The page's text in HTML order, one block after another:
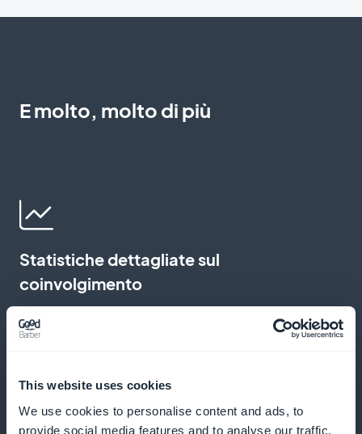
This website uses cookies
We use cookies to personalise content and ads, to
provide social media features and to analyse our traffic.
E molto, molto di più
Statistiche dettagliate sul
coinvolgimento
Analizzate le interazioni con i vostri contenuti per
aumentare l'efficacia delle vostre campagne di